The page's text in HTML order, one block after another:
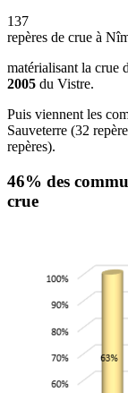
137
repères de crue à
matérialisant la crue d
2005 du Vistre.
Puis viennent les
Sauveterre (32
repères).
46% des
crue